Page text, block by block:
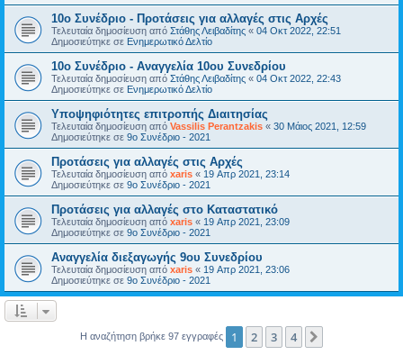
10ο Συνέδριο - Προτάσεις για αλλαγές στις Αρχές
Τελευταία δημοσίευση από Στάθης Λειβαδίτης « 04 Οκτ 2022, 22:51
Δημοσιεύτηκε σε Ενημερωτικό Δελτίο
10ο Συνέδριο - Αναγγελία 10ου Συνεδρίου
Τελευταία δημοσίευση από Στάθης Λειβαδίτης « 04 Οκτ 2022, 22:43
Δημοσιεύτηκε σε Ενημερωτικό Δελτίο
Υποψηφιότητες επιτροπής Διαιτησίας
Τελευταία δημοσίευση από Vassilis Perantzakis « 30 Μάιος 2021, 12:59
Δημοσιεύτηκε σε 9ο Συνέδριο - 2021
Προτάσεις για αλλαγές στις Αρχές
Τελευταία δημοσίευση από xaris « 19 Απρ 2021, 23:14
Δημοσιεύτηκε σε 9ο Συνέδριο - 2021
Προτάσεις για αλλαγές στο Καταστατικό
Τελευταία δημοσίευση από xaris « 19 Απρ 2021, 23:09
Δημοσιεύτηκε σε 9ο Συνέδριο - 2021
Αναγγελία διεξαγωγής 9ου Συνεδρίου
Τελευταία δημοσίευση από xaris « 19 Απρ 2021, 23:06
Δημοσιεύτηκε σε 9ο Συνέδριο - 2021
Η αναζήτηση βρήκε 97 εγγραφές 1 2 3 4